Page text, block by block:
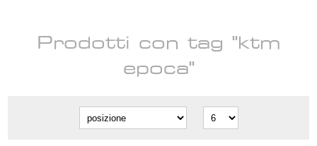
Prodotti con tag "ktm
epoca"